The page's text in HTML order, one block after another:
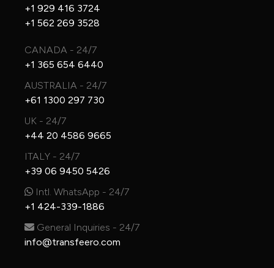
+1 929 416 3724
+1 562 269 3528
CANADA - 24/7
+1 365 654 6440
AUSTRALIA - 24/7
+61 1300 297 730
UK - 24/7
+44 20 4586 9665
ITALY - 24/7
+39 06 9450 5426
Intl. WhatsApp - 24/7
+1 424-339-1886
General Inquiries - 24/7
info@transfeero.com